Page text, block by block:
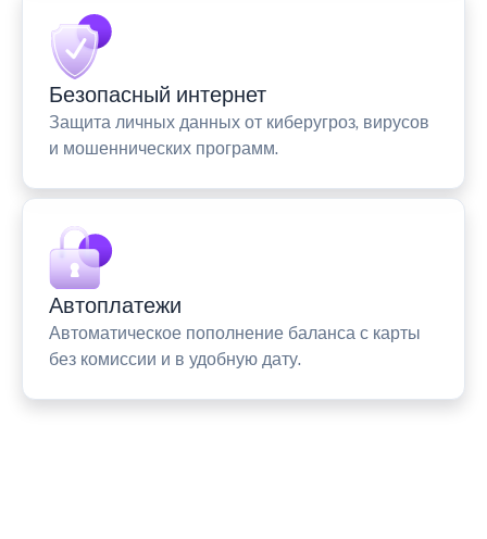
Безопасный интернет
Защита личных данных от киберугроз, вирусов
и мошеннических программ.
Автоплатежи
Автоматическое пополнение баланса с карты
без комиссии и в удобную дату.